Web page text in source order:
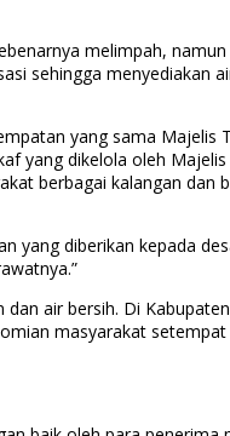
melimpah,
sehingga menyediakan
yang sama Majelis
yang dikelola oleh Majelis
berbagai kalangan dan
yang diberikan kepada
air bersih. Di
masyarakat